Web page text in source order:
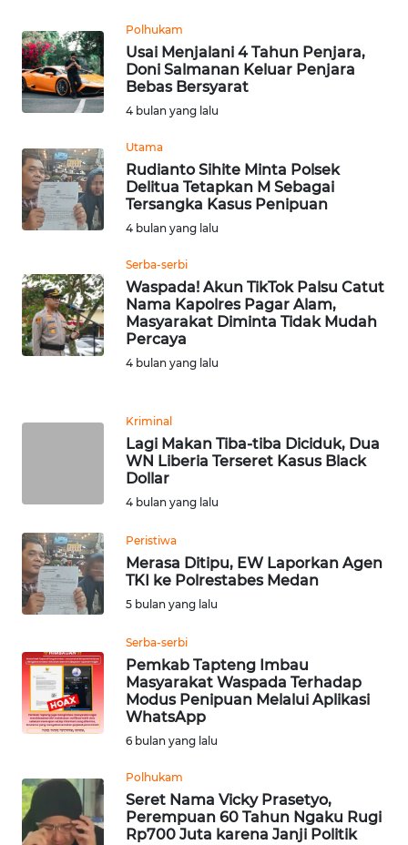
Polhukam
Usai Menjalani 4 Tahun Penjara,
Doni Salmanan Keluar Penjara
Bebas Bersyarat
4 bulan yang lalu
Utama
Rudianto Sihite Minta Polsek
Delitua Tetapkan M Sebagai
Tersangka Kasus Penipuan
4 bulan yang lalu
Serba-serbi
Waspada! Akun TikTok Palsu Catut
Nama Kapolres Pagar Alam,
Masyarakat Diminta Tidak Mudah
Percaya
4 bulan yang lalu
Kriminal
Lagi Makan Tiba-tiba Diciduk, Dua
WN Liberia Terseret Kasus Black
Dollar
4 bulan yang lalu
Peristiwa
Merasa Ditipu, EW Laporkan Agen
TKI ke Polrestabes Medan
5 bulan yang lalu
Serba-serbi
Pemkab Tapteng Imbau
Masyarakat Waspada Terhadap
Modus Penipuan Melalui Aplikasi
WhatsApp
6 bulan yang lalu
Polhukam
Seret Nama Vicky Prasetyo,
Perempuan 60 Tahun Ngaku Rugi
Rp700 Juta karena Janji Politik
WN
KALTARA
WN
WN
KALTIM
WN
GORONTALO
MALUT
WN
DAIRI
WN
DANAU
TOBA
WN
LANGKAT